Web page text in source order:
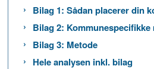
Bilag 1: Sådan placerer din
Bilag 2: Kommunespecifikke
Bilag 3: Metode
Hele analysen inkl. bilag